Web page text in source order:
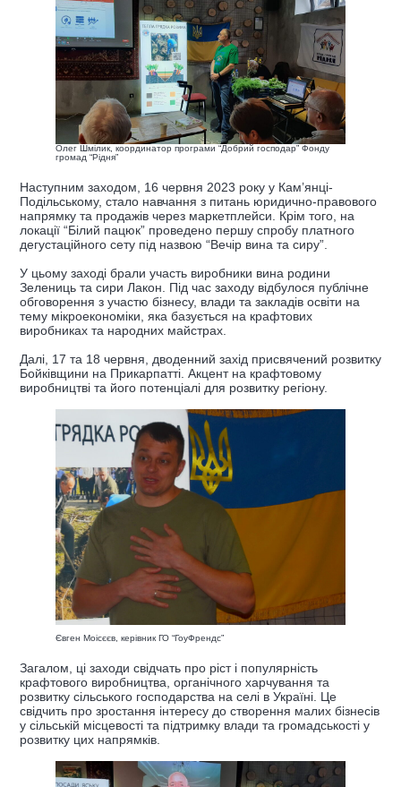
Олег Шмілик, координатор програми “Добрий господар” Фонду
громад “Рідня”
Наступним заходом, 16 червня 2023 року у Кам’янці-
Подільському, стало навчання з питань юридично-правового
напрямку та продажів через маркетплейси. Крім того, на
локації “Білий пацюк” проведено першу спробу платного
дегустаційного сету під назвою “Вечір вина та сиру”.
У цьому заході брали участь виробники вина родини
Зелениць та сири Лакон. Під час заходу відбулося публічне
обговорення з участю бізнесу, влади та закладів освіти на
тему мікроекономіки, яка базується на крафтових
виробниках та народних майстрах.
Далі, 17 та 18 червня, дводенний захід присвячений розвитку
Бойківщини на Прикарпатті. Акцент на крафтовому
виробництві та його потенціалі для розвитку регіону.
Євген Моісєєв, керівник ГО “ГоуФрендс”
Загалом, ці заходи свідчать про ріст і популярність
крафтового виробництва, органічного харчування та
розвитку сільського господарства на селі в Україні. Це
свідчить про зростання інтересу до створення малих бізнесів
у сільській місцевості та підтримку влади та громадськості у
розвитку цих напрямків.